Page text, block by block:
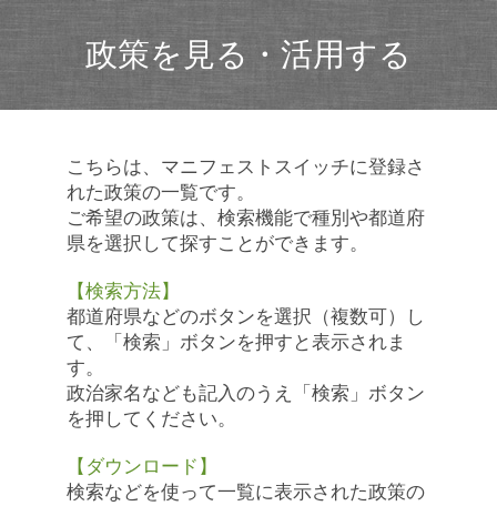
政策を見る・活用する
こちらは、マニフェストスイッチに登録さ
れた政策の一覧です。
ご希望の政策は、検索機能で種別や都道府
県を選択して探すことができます。
【検索方法】
都道府県などのボタンを選択（複数可）し
て、「検索」ボタンを押すと表示されま
す。
政治家名なども記入のうえ「検索」ボタン
を押してください。
【ダウンロード】
検索などを使って一覧に表示された政策の